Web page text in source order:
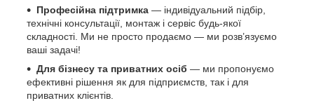
Професійна підтримка — індивідуальний підбір,
технічні консультації, монтаж і сервіс будь-якої
складності. Ми не просто продаємо — ми розв’язуємо
ваші задачі!
Для бізнесу та приватних осіб — ми пропонуємо
ефективні рішення як для підприємств, так і для
приватних клієнтів.